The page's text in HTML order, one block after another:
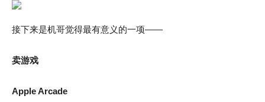
接下来是机哥觉得最有意义的一项——
卖游戏
Apple Arcade